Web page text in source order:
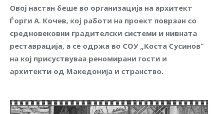
Овој настан беше во организација на архитект
Ѓорги А. Кочев, кој работи на проект поврзан со
средновековни градителски системи и нивната
реставрација, а се одржа во СОУ „Коста Сусинов“
на кој присуствуваа реномирани гости и
архитекти од Македонија и странство.